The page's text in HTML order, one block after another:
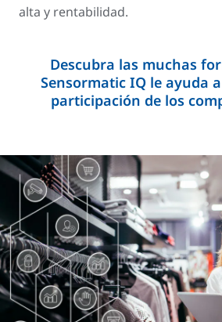
alta y rentabilidad.
Descubra las muchas
Sensormatic IQ le ayuda
participación de los